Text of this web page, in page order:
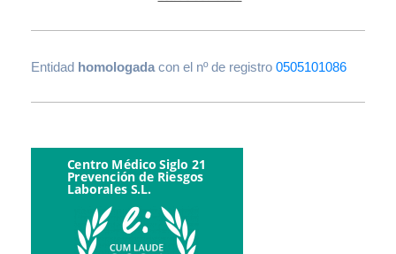
Entidad homologada con el nº de registro 0505101086